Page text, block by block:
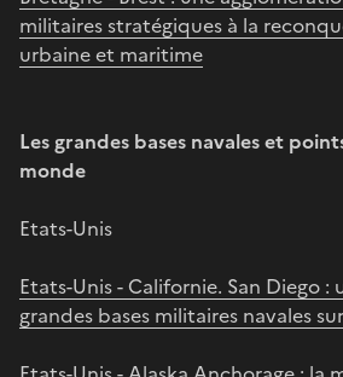
militaires stratégiques à la
urbaine et maritime
Les grandes bases navales et
monde
Etats-Unis
Etats-Unis - Californie. San Diego :
grandes bases militaires navales